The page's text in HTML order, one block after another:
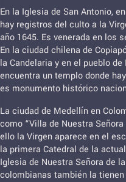
En la Iglesia de San Antonio,
hay registros del culto a la
año 1645. Es venerada en los
En la ciudad chilena de
la Candelaria y en el pueblo
encuentra un templo donde
es monumento histórico
La ciudad de Medellín en
como “Villa de Nuestra
ello la Virgen aparece en el
la primera Catedral de la
Iglesia de Nuestra Señora de
colombianas también la